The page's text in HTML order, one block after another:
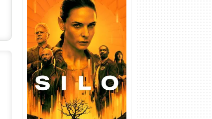
Silo 1ª Temporada Torrent
(2023) WEB-DL
720p/1080p/4K Dual Áudio